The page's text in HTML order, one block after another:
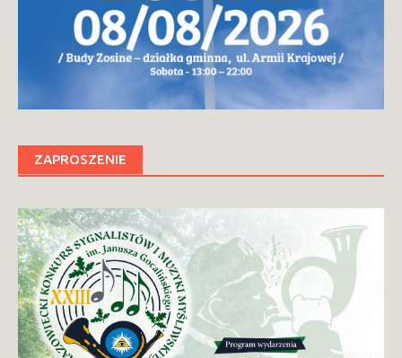
ZAPROSZENIE